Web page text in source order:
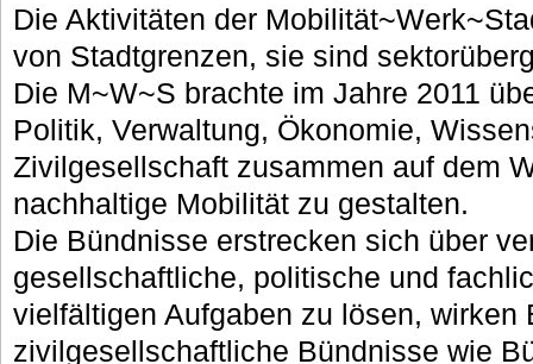
Die Aktivitäten der
von Stadtgrenzen, sie sind
Die M~W~S brachte im Jahre 2011
Politik, Verwaltung, Ökonomie,
Zivilgesellschaft zusammen auf dem
nachhaltige Mobilität zu gestalten.
Die Bündnisse erstrecken sich über
gesellschaftliche, politische und
vielfältigen Aufgaben zu lösen, wirken
zivilgesellschaftliche Bündnisse wie